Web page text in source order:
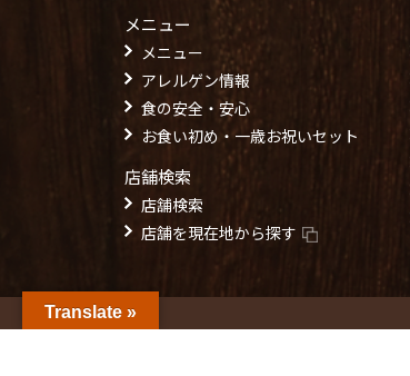
メニュー
メニュー
アレルゲン情報
食の安全・安心
お食い初め・一歳お祝いセット
店舗検索
店舗検索
店舗を現在地から探す
Translate »